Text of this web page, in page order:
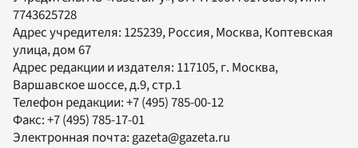
7743625728
Адрес учредителя: 125239, Россия, Москва, Коптевская
улица, дом 67
Адрес редакции и издателя: 117105, г. Москва,
Варшавское шоссе, д.9, стр.1
Телефон редакции:+7 (495) 785-00-12
Факс:+7 (495) 785-17-01
Электронная почта:gazeta@gazeta.ru